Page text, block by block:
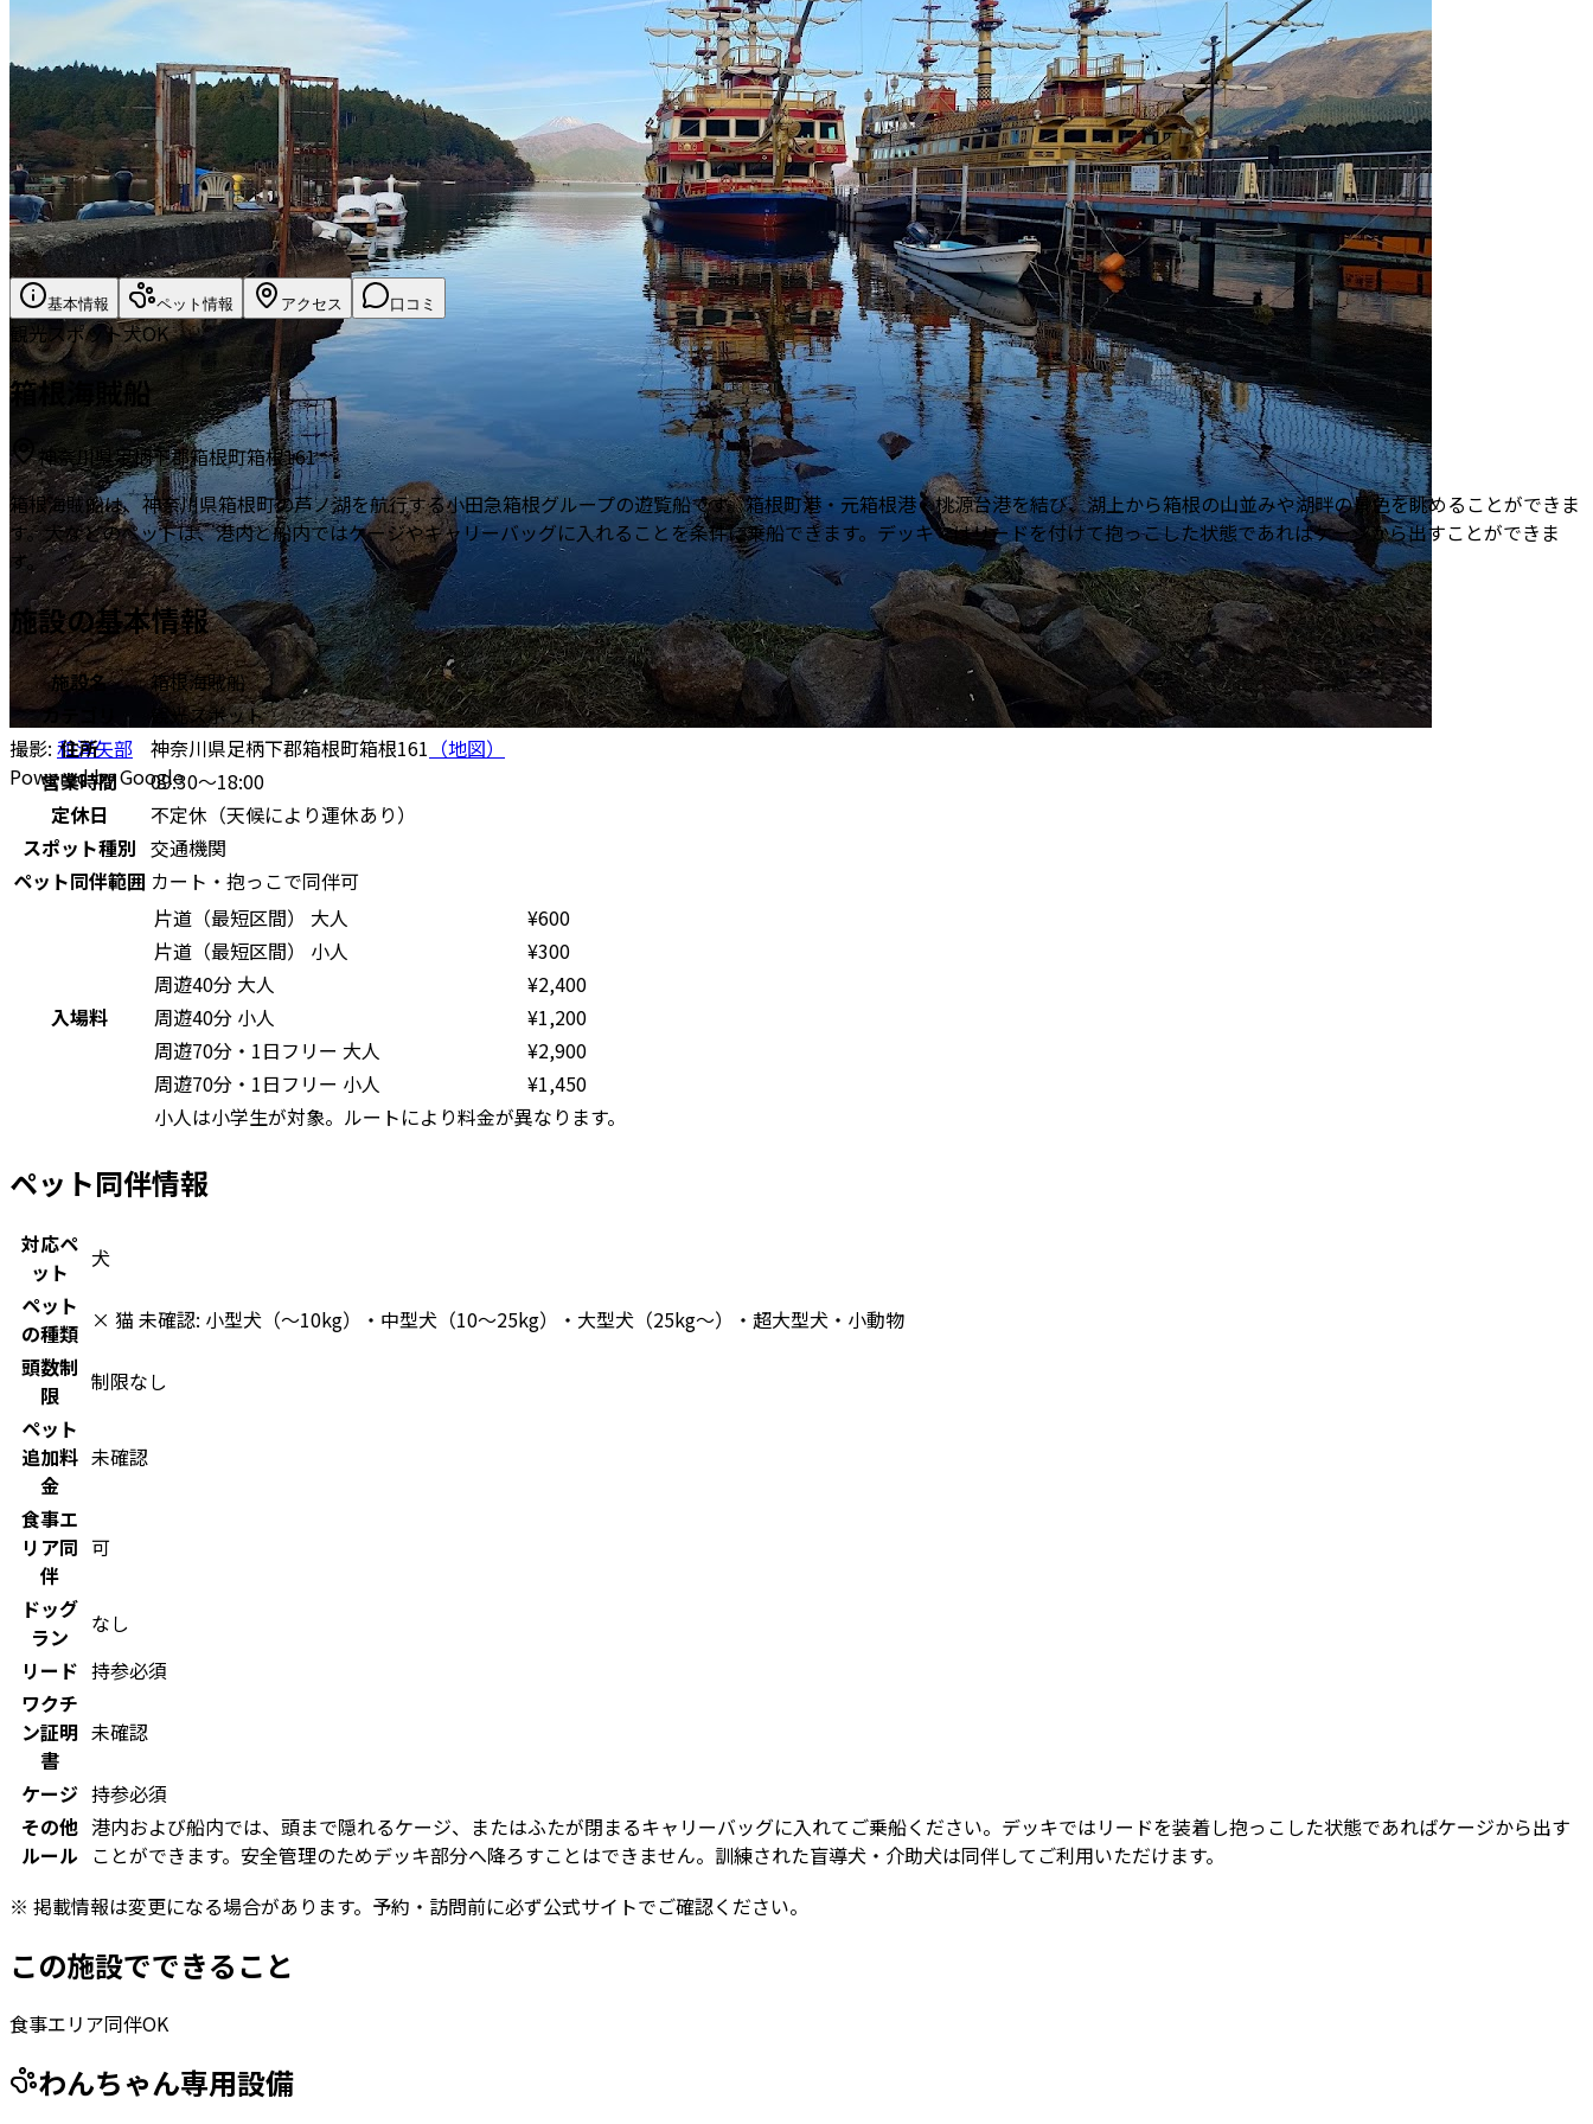
撮影: 和洋矢部
Powered by Google
基本情報 ペット情報 アクセス 口コミ
観光スポット犬OK
箱根海賊船
神奈川県足柄下郡箱根町箱根161
箱根海賊船は、神奈川県箱根町の芦ノ湖を航行する小田急箱根グループの遊覧船です。箱根町港・元箱根港・桃源台港を結び、湖上から箱根の山並みや湖畔の景色を眺めることができま
す。犬などのペットは、港内と船内ではケージやキャリーバッグに入れることを条件に乗船できます。デッキではリードを付けて抱っこした状態であればケージから出すことができま
す。
施設の基本情報
施設名
箱根海賊船
カテゴリ
観光スポット
住所
神奈川県足柄下郡箱根町箱根161 （地図）
営業時間
09:30～18:00
定休日
不定休（天候により運休あり）
スポット種別 交通機関
ペット同伴範囲 カート・抱っこで同伴可
入場料
片道（最短区間） 大人 ¥600
片道（最短区間） 小人
¥300
周遊40分 大人
¥2,400
周遊40分 小人
¥1,200
周遊70分・1日フリー 大人
¥2,900
周遊70分・1日フリー 小人
¥1,450
小人は小学生が対象。ルートにより料金が異なります。
ペット同伴情報
対応ペ
ット
犬
ペット
の種類 × 猫 未確認: 小型犬（〜10kg）・中型犬（10〜25kg）・大型犬（25kg〜）・超大型犬・小動物
頭数制
限
制限なし
ペット
追加料
金
未確認
食事エ
リア同
伴
可
ドッグ
ラン
なし
リード 持参必須
ワクチ
ン証明
書
未確認
ケージ 持参必須
その他
ルール
港内および船内では、頭まで隠れるケージ、またはふたが閉まるキャリーバッグに入れてご乗船ください。デッキではリードを装着し抱っこした状態であればケージから出す
ことができます。安全管理のためデッキ部分へ降ろすことはできません。訓練された盲導犬・介助犬は同伴してご利用いただけます。
※ 掲載情報は変更になる場合があります。予約・訪問前に必ず公式サイトでご確認ください。
この施設でできること
食事エリア同伴OK
わんちゃん専用設備